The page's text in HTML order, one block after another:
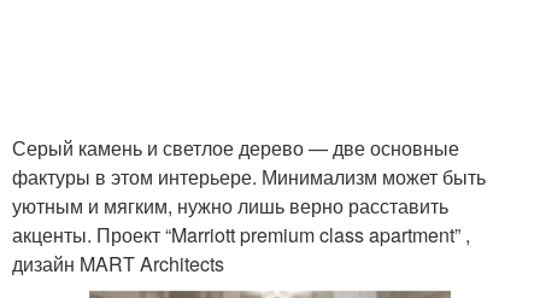
Серый камень и светлое дерево — две основные
фактуры в этом интерьере. Минимализм может быть
уютным и мягким, нужно лишь верно расставить
акценты. Проект “Marriott premium class apartment” ,
дизайн MART Architects